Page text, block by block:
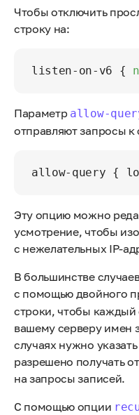
Чтобы отключить
строку на:
listen-on-v6 {
Параметр allow-
отправляют запросы к
Эту опцию можно
усмотрение, чтобы
с нежелательных IP-
В большинстве
с помощью двойного
строки, чтобы каждый
вашему серверу имен
случаях нужно
разрешено получать
на запросы записей.
С помощью опции